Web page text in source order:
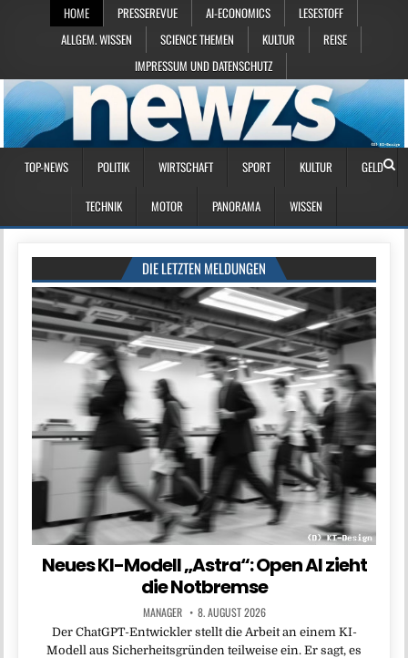
HOME PRESSEREVUE AI-ECONOMICS
LESESTOFF
ALLGEM. WISSEN
SCIENCE THEMEN KULTUR
REISE
IMPRESSUM UND DATENSCHUTZ
TOP-NEWS POLITIK WIRTSCHAFT SPORT KULTUR GELD
TECHNIK MOTOR PANORAMA WISSEN
DIE LETZTEN MELDUNGEN
Neues KI-Modell „Astra“: Open AI zieht
die Notbremse
MANAGER 8. AUGUST 2026
Der ChatGPT-Entwickler stellt die Arbeit an einem KI-
Modell aus Sicherheitsgründen teilweise ein. Er sagt, es